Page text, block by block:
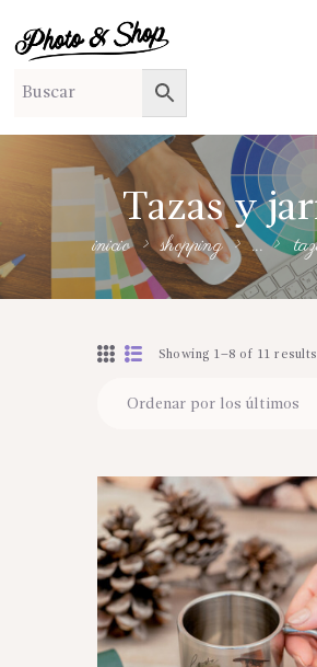
Tazas y
inicio shopping ...
PHOTO & SHOP
Photo & Shop
INICIO
SOBRE NOSOTROS
SERVICIOS A EMPRESAS
NUESTRA EDITORIAL EM EDITA
TIENDA ONLINE
Showing 1–8 of 11 results